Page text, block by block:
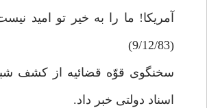
آمريكا! ما را به خير تو اميد
(9/12/83)
سخنگوى قوّه قضائيه از كشف
اسناد دولتى خبر داد.